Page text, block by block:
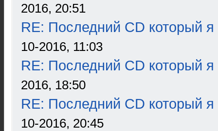
2016, 20:51
RE: Последний CD который я
10-2016, 11:03
RE: Последний CD который я
2016, 18:50
RE: Последний CD который я
10-2016, 20:45